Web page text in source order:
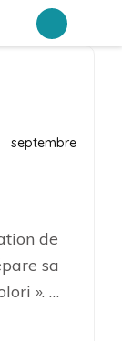
septembre
de
sa
». …